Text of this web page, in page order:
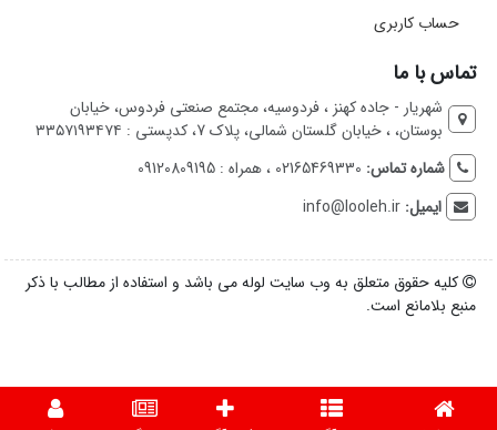
حساب کاربری
تماس با ما
شهریار - جاده کهنز ، فردوسیه، مجتمع صنعتی فردوس، خیابان
بوستان، ، خیابان گلستان شمالی، پلاک 7، کدپستی : ۳۳۵۷۱۹۳۴۷۴
شماره تماس: 02165469330 ، همراه : 09120809195
ایمیل:info@looleh.ir
کلیه حقوق متعلق به وب سایت لوله می باشد و استفاده از مطالب با ذکر
منبع بلامانع است.